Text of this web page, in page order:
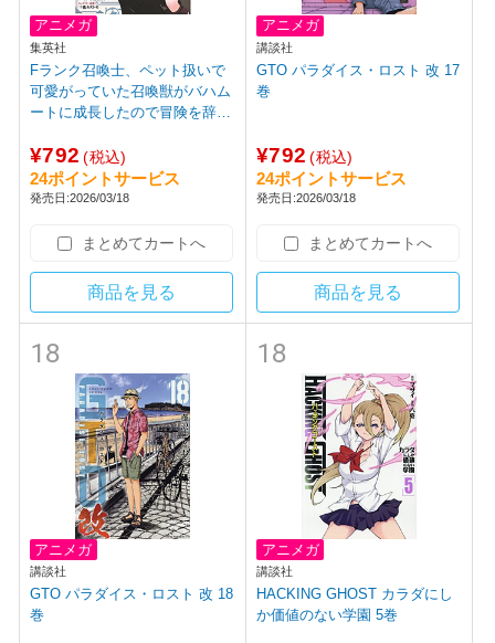
アニメガ
集英社
Fランク召喚士、ペット扱いで
可愛がっていた召喚獣がバハム
ートに成長したので冒険を辞め
¥792 (税込)
24ポイントサービス
発売日:2026/03/18
まとめてカートへ
商品を見る
アニメガ
講談社
GTO パラダイス・ロスト 改 17
巻
¥792 (税込)
24ポイントサービス
発売日:2026/03/18
まとめてカートへ
商品を見る
18
アニメガ
講談社
GTO パラダイス・ロスト 改 18
巻
18
アニメガ
講談社
HACKING GHOST カラダにし
か価値のない学園 5巻